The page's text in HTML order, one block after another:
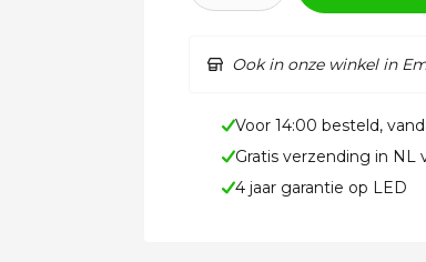
Ook in onze winkel in
Voor 14:00 besteld,
Gratis verzending in NL
4 jaar garantie op LED